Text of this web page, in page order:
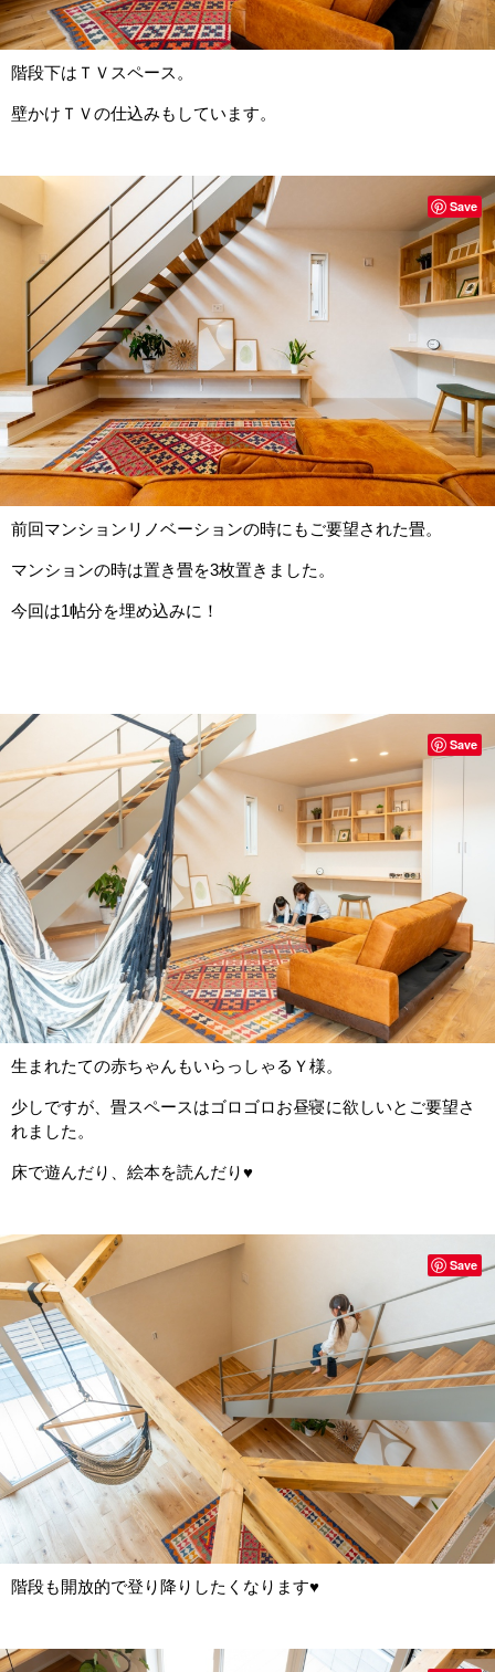
階段下はＴＶスペース。
壁かけＴＶの仕込みもしています。
前回マンションリノベーションの時にもご要望された畳。
マンションの時は置き畳を3枚置きました。
今回は1帖分を埋め込みに！
Save
生まれたての赤ちゃんもいらっしゃるＹ様。
少しですが、畳スペースはゴロゴロお昼寝に欲しいとご要望さ
れました。
床で遊んだり、絵本を読んだり♥
Save
階段も開放的で登り降りしたくなります♥
Save